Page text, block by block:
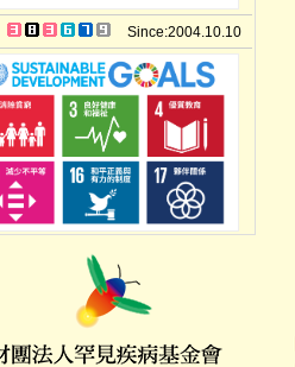
Since:2004.10.10